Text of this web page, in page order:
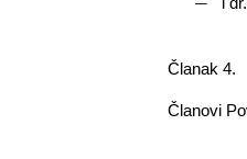
i
Članak 4.
Članovi